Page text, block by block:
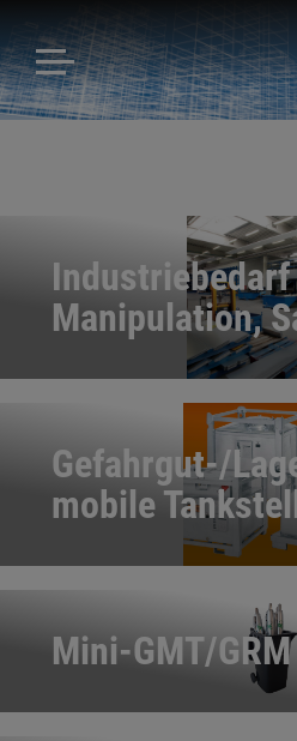
Industriebedarf
Manipulation,
Gefahrgut-/
mobile
Mini-GMT/GRM